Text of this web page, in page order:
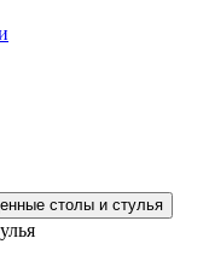
столы и стулья